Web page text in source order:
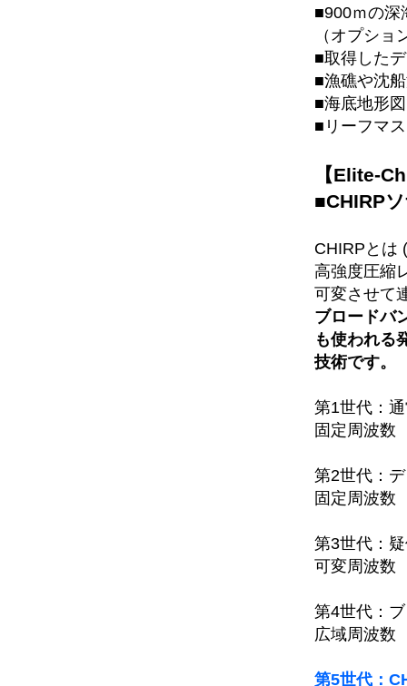
■900ｍの深
（オプショ
■取得した
■漁礁や沈
■海底地形
■リーフマ
【Elite-
■CHIRP
CHIRPとは
高強度圧縮
可変させて
ブロードバ
も使われる
技術です。
第1世代
固定周波
第2世代
固定周波
第3世代：
可変周波
第4世代：
広域周波
第5世代：